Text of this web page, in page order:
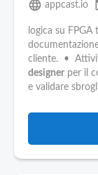
Pubblica
Offerte
Area
language appcast.io
logica su
cliente. •
designer per il
e validare